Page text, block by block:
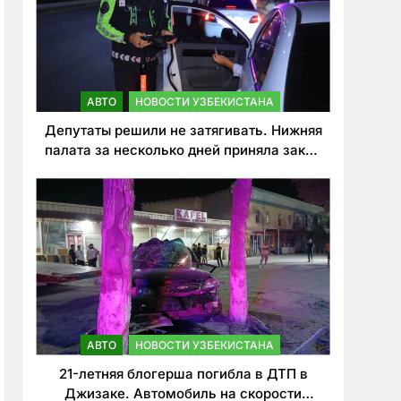
АВТО НОВОСТИ УЗБЕКИСТАНА
Депутаты решили не затягивать. Нижняя
палата за несколько дней приняла закон
нарушителей ПДД
АВТО НОВОСТИ УЗБЕКИСТАНА
21-летняя блогерша погибла в ДТП в
Джизаке. Автомобиль на скорости